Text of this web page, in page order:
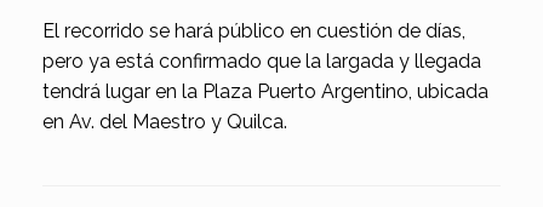
El recorrido se hará público en cuestión de días,
pero ya está confirmado que la largada y llegada
tendrá lugar en la Plaza Puerto Argentino, ubicada
en Av. del Maestro y Quilca.